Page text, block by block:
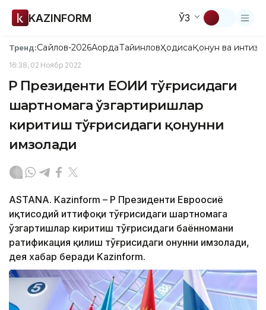
KAZINFORM ЎЗ
Тренд:Сайлов-2026АқордаТайинловҲодисаҚонун ва
16:38, 02 Ноябр 2022
ҚР Президенти ЕОИИ тўғрисидаги
шартномага ўзгартиришлар
киритиш тўғрисидаги қонунни
имзолади
ASTANA. Kazinform – ҚР Президенти Евроосиё
иқтисодий иттифоқи тўғрисидаги шартномага
ўзгартишлар киритиш тўғрисидаги баённомани
ратификация қилиш тўғрисидаги Қонунни имзолади,
дея хабар беради Kazinform.